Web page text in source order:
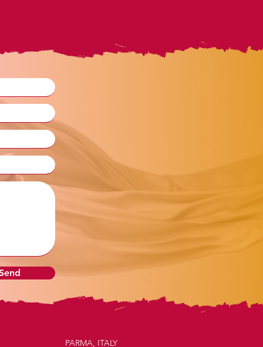
PARMA, ITALY